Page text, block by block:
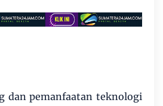
dan pemanfaatan teknologi